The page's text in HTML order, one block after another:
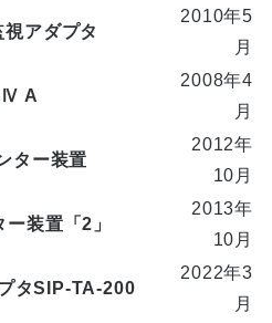
アダプタ
2010年5
月
A
2008年4
月
ター装置
2012年
10月
装置「2」
2013年
10月
タSIP-TA-200
2022年3
月